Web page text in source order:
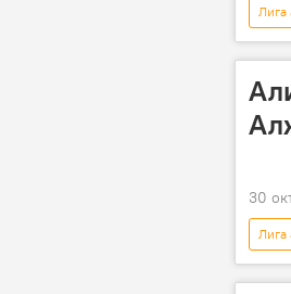
Лига
30
Лига